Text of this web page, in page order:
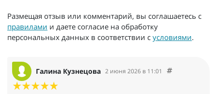
Размещая отзыв или комментарий, вы соглашаетесь с
правилами и даете согласие на обработку
персональных данных в соответствии с условиями.
Галина Кузнецова 2 июня 2026 в 11:01